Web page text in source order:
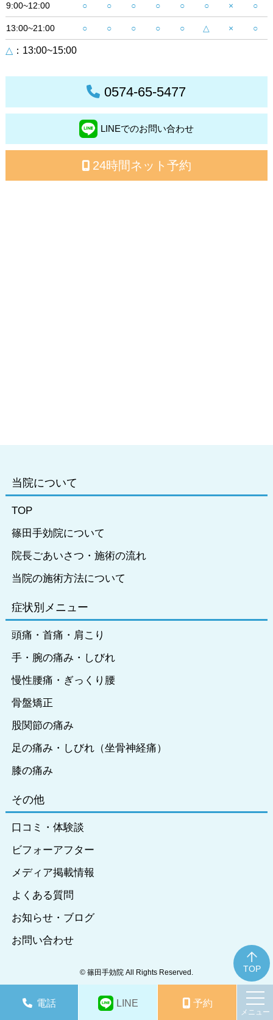
9:00~12:00 ○ ○ ○ ○ ○ ○ × ○
13:00~21:00 ○ ○ ○ ○ ○ △ × ○
△ ：13:00~15:00
0574-65-5477
LINEでのお問い合わせ
24時間ネット予約
TOP
電話 LINE 予約
メニュー
当院について
TOP
篠田手効院について
院長ごあいさつ・施術の流れ
当院の施術方法について
症状別メニュー
頭痛・首痛・肩こり
手・腕の痛み・しびれ
慢性腰痛・ぎっくり腰
骨盤矯正
股関節の痛み
足の痛み・しびれ（坐骨神経痛）
膝の痛み
その他
口コミ・体験談
ビフォーアフター
メディア掲載情報
よくある質問
お知らせ・ブログ
お問い合わせ
©️ 篠田手効院 All Rights Reserved︎.